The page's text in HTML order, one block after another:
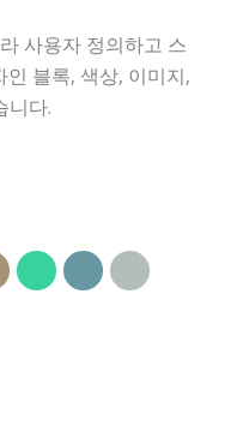
사용자 정의하고 스
블록, 색상, 이미지,
니다.